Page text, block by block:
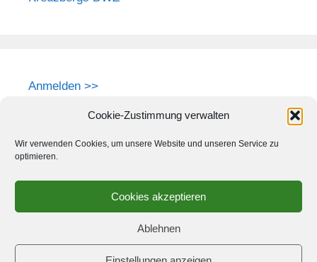
Cookie-Zustimmung verwalten
Wir verwenden Cookies, um unsere Website und unseren Service zu
optimieren.
Cookies akzeptieren
Ablehnen
Anmelden >>